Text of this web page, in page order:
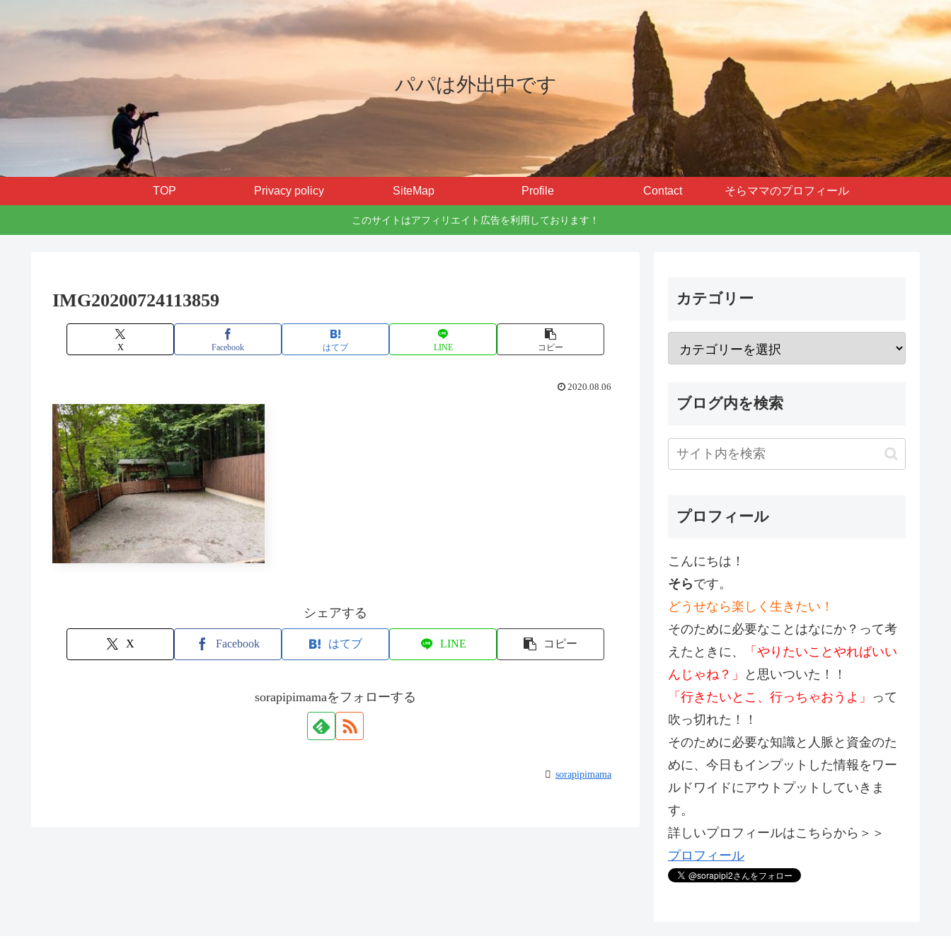
パパは外出中です
TOP Privacy policy SiteMap Profile Contact そらママのプロフィール
このサイトはアフィリエイト広告を利用しております！
IMG20200724113859
X Facebook はてブ LINE コピー
2020.08.06
シェアする
X Facebook はてブ LINE コピー
sorapipimamaをフォローする
sorapipimama
カテゴリー
ブログ内を検索
プロフィール
こんにちは！
そらです。
どうせなら楽しく生きたい！
そのために必要なことはなにか？って考
えたときに、
「やりたいことやればいい
んじゃね？」
と思いついた！！
「行きたいとこ、行っちゃおうよ」 って
吹っ切れた！！
そのために必要な知識と人脈と資金のた
めに、今日もインプットした情報をワー
ルドワイドにアウトプットしていきま
す。
詳しいプロフィールはこちらから＞＞
プロフィール